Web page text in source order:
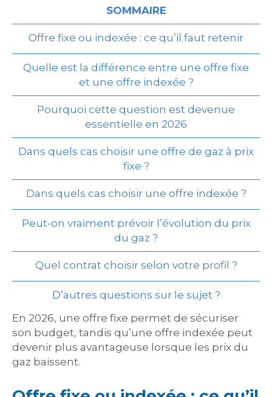
SOMMAIRE
Offre fixe ou indexée : ce qu’il faut retenir
Quelle est la différence entre une offre fixe
et une offre indexée ?
Pourquoi cette question est devenue
essentielle en 2026
Dans quels cas choisir une offre de gaz à prix
fixe ?
Dans quels cas choisir une offre indexée ?
Peut-on vraiment prévoir l’évolution du prix
du gaz ?
Quel contrat choisir selon votre profil ?
D’autres questions sur le sujet ?
En 2026, une offre fixe permet de sécuriser
son budget, tandis qu’une offre indexée peut
devenir plus avantageuse lorsque les prix du
gaz baissent.